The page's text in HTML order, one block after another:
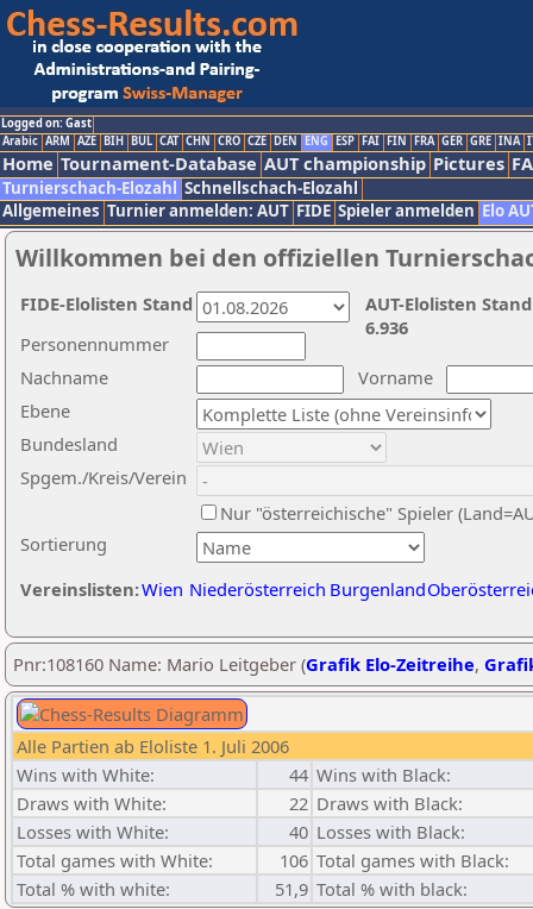
Logged on: Gast
Arabic ARM AZE BIH BUL CAT CHN CRO CZE DEN ENG ESP FAI FIN FRA GER GRE INA
Home Tournament-Database AUT championship Pictures
Turnierschach-Elozahl Schnellschach-Elozahl
Allgemeines Turnier anmelden: AUT FIDE Spieler anmelden Elo
Willkommen bei den offiziellen
Nachname
Vorname
Ebene
Sortierung
Personennummer
Bundesland
Spgem./Kreis/Verein
Nur "österreichische" Spieler
Vereinslisten:Wien Niederösterreich Burgenland
AUT-Elolisten
6.936
FIDE-Elolisten Stand
Pnr:108160 Name: Mario Leitgeber (Grafik Elo-Zeitreihe,
Alle Partien ab Eloliste 1. Juli 2006
Wins with White:
44 Wins with Black:
Draws with White:
22 Draws with Black:
Losses with White:
40 Losses with Black:
Total games with White:
106 Total games with Black:
Total % with white:
51,9 Total % with black: